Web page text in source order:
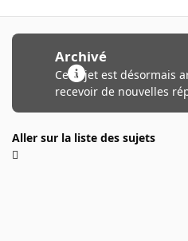
Archivé
Ce sujet est désormais
recevoir de nouvelles
Aller sur la liste des sujets